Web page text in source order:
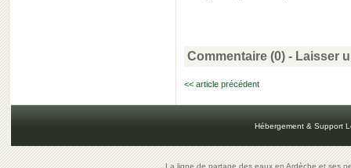
Commentaire (0) - Laisser
<< article précédent
Hébergement & Support
La ligne de partage des eaux en Ardèche et ses